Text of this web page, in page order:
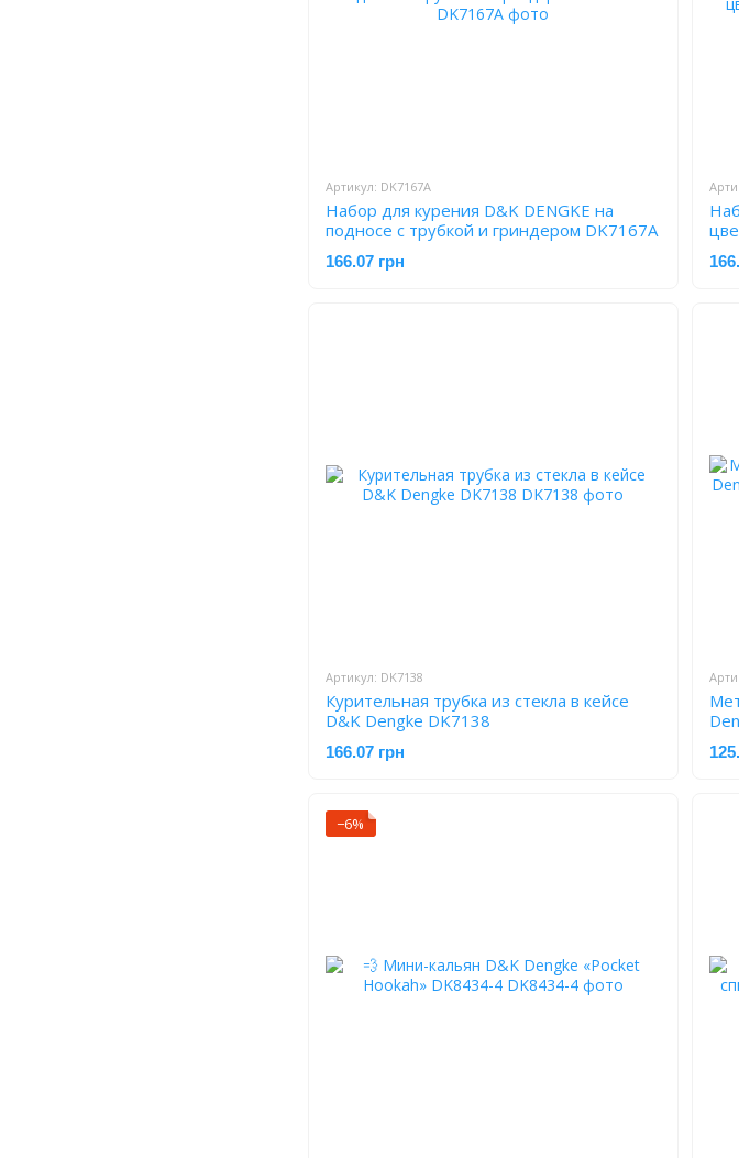
Артикул: DK7167A
Набор для курения D&K DENGKE на
подносе с трубкой и гриндером DK7167A
166.07 грн
Артикул: DK7138
Курительная трубка из стекла в кейсе
D&K Dengke DK7138
166.07 грн
шт)
−6%